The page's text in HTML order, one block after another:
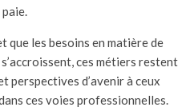
que les besoins en matière de
ces métiers restent
d’avenir à ceux
ces voies professionnelles.